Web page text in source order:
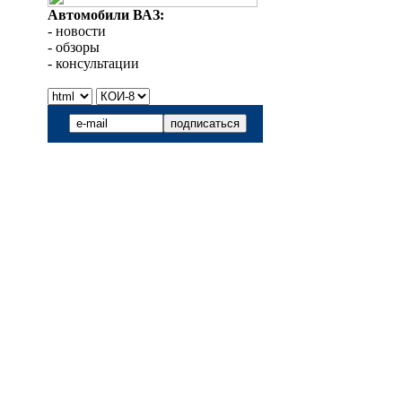
Автомобили ВАЗ:
- новости
- обзоры
- консультации